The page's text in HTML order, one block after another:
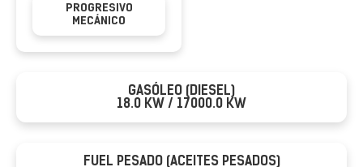
GASÓLEO (DIESEL)
18.0 KW / 17000.0 KW
FUEL PESADO (ACEITES PESADOS)
PROGRESIVO
MECÁNICO